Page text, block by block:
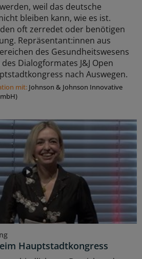
weil das deutsche
bleiben kann, wie es ist.
oft zerredet oder benötigen
Repräsentant:innen aus
des Gesundheitswesens
Dialogformates J&J Open
nach Auswegen.
mit: Johnson & Johnson Innovative
Hauptstadtkongress